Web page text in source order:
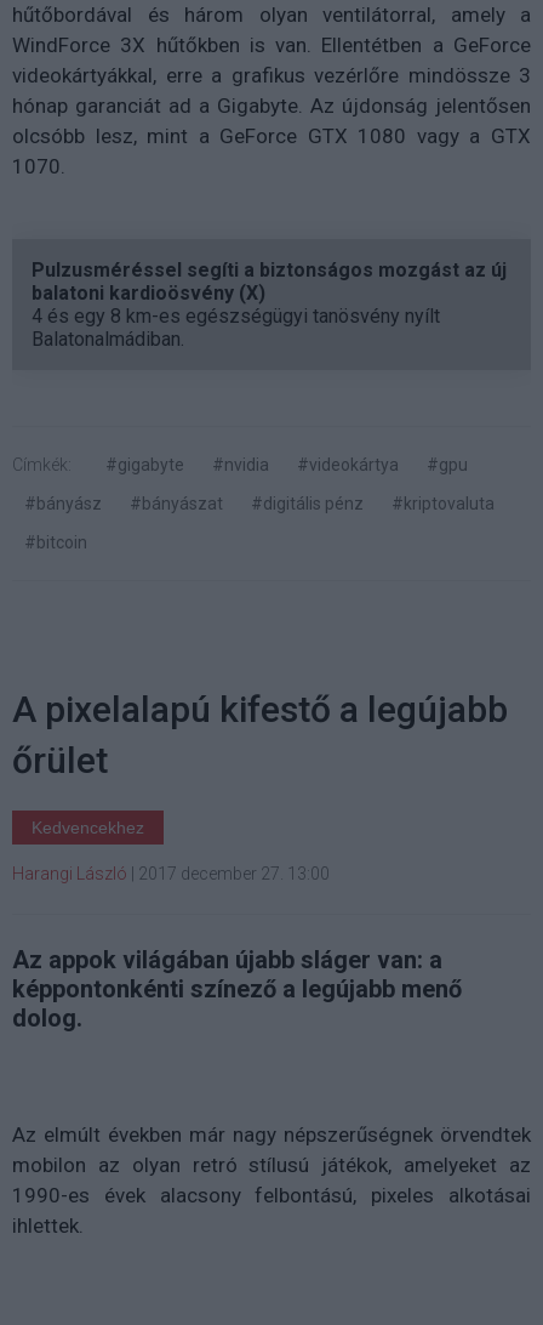
hűtőbordával és három olyan ventilátorral, amely a
WindForce 3X hűtőkben is van. Ellentétben a GeForce
videokártyákkal, erre a grafikus vezérlőre mindössze 3
hónap garanciát ad a Gigabyte. Az újdonság jelentősen
olcsóbb lesz, mint a GeForce GTX 1080 vagy a GTX
1070.
Pulzusméréssel segíti a biztonságos mozgást az új
balatoni kardioösvény (X)
4 és egy 8 km-es egészségügyi tanösvény nyílt
Balatonalmádiban.
Címkék: #gigabyte #nvidia #videokártya
#gpu
#bányász
#bányászat #digitális pénz
#kriptovaluta
#bitcoin
A pixelalapú kifestő a legújabb
őrület
Kedvencekhez
Harangi László 2017 december 27. 13:00
Az appok világában újabb sláger van: a
képpontonkénti színező a legújabb menő
dolog.
Az elmúlt években már nagy népszerűségnek örvendtek
mobilon az olyan retró stílusú játékok, amelyeket az
1990-es évek alacsony felbontású, pixeles alkotásai
ihlettek.